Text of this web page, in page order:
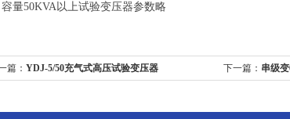
量50KVA以上试验变压器参数略
篇： YDJ-5/50充气式高压试验变压器 下一篇： 串级